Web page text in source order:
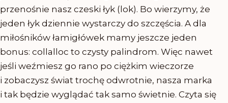
przenośnie nasz czeski łyk (lok). Bo wierzymy, że
jeden łyk dziennie wystarczy do szczęścia. A dla
miłośników łamigłówek mamy jeszcze jeden
bonus: collalloc to czysty palindrom. Więc nawet
jeśli weźmiesz go rano po ciężkim wieczorze
i zobaczysz świat trochę odwrotnie, nasza marka
i tak będzie wyglądać tak samo świetnie. Czyta się